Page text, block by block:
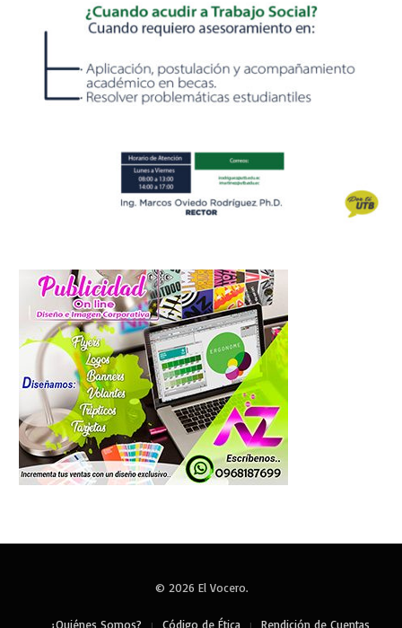
© 2026 El Vocero.
¿Quiénes Somos? Código de Ética Rendición de Cuentas